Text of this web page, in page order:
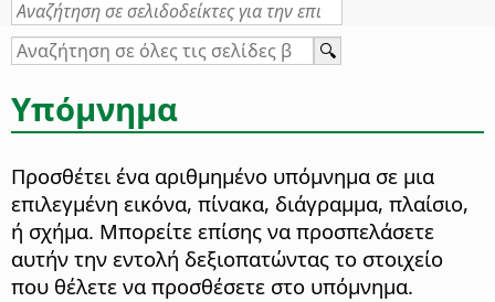
Υπόμνημα
Προσθέτει ένα αριθμημένο υπόμνημα σε μια
επιλεγμένη εικόνα, πίνακα, διάγραμμα, πλαίσιο,
ή σχήμα. Μπορείτε επίσης να προσπελάσετε
αυτήν την εντολή δεξιοπατώντας το στοιχείο
που θέλετε να προσθέσετε στο υπόμνημα.